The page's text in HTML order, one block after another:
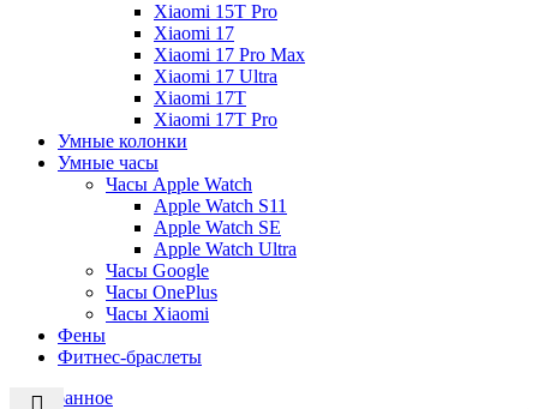
Xiaomi 15T Pro
Xiaomi 17
Xiaomi 17 Pro Max
Xiaomi 17 Ultra
Xiaomi 17T
Xiaomi 17T Pro
Умные колонки
Умные часы
Часы Apple Watch
Apple Watch S11
Apple Watch SE
Apple Watch Ultra
Часы Google
Часы OnePlus
Часы Xiaomi
Фены
Фитнес-браслеты
Избранное